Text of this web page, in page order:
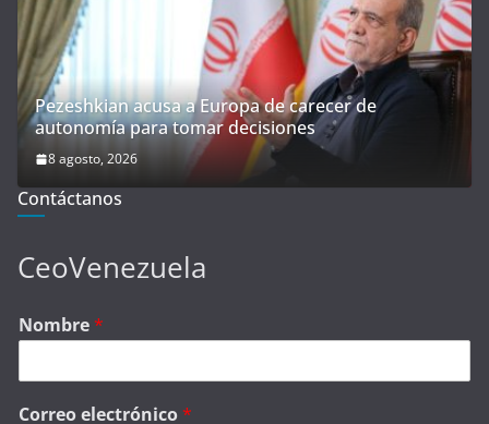
Pezeshkian acusa a Europa de carecer de
autonomía para tomar decisiones
8 agosto, 2026
Contáctanos
CeoVenezuela
Nombre*
Correo electrónico*